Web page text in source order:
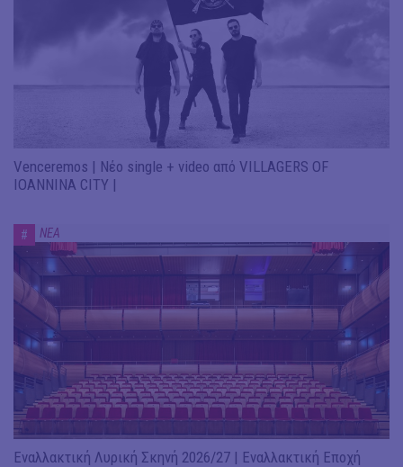
Venceremos | Νέο single + video από VILLAGERS OF
IOANNINA CITY |
# ΝΕΑ
Εναλλακτική Λυρική Σκηνή 2026/27 | Εναλλακτική Εποχή